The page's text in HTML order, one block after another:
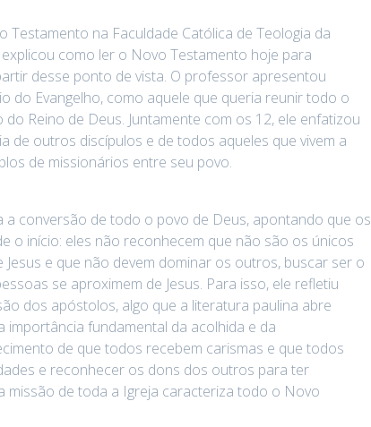
Testamento na Faculdade Católica de Teologia da
como ler o Novo Testamento hoje para
desse ponto de vista. O professor apresentou
do Evangelho, como aquele que queria reunir todo o
Reino de Deus. Juntamente com os 12, ele enfatizou
de outros discípulos e de todos aqueles que vivem a
de missionários entre seu povo.
a conversão de todo o povo de Deus, apontando que os
o início: eles não reconhecem que não são os únicos
Jesus e que não devem dominar os outros, buscar ser o
se aproximem de Jesus. Para isso, ele refletiu
dos apóstolos, algo que a literatura paulina abre
importância fundamental da acolhida e da
de que todos recebem carismas e que todos
e reconhecer os dons dos outros para ter
missão de toda a Igreja caracteriza todo o Novo